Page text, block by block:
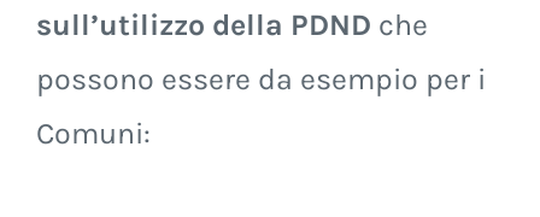
sull’utilizzo della PDND che
possono essere da esempio per i
Comuni: